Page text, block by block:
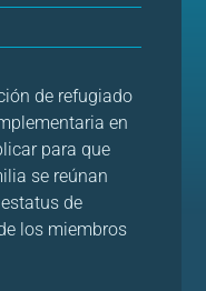
de refugiado
en
para que
se reúnan
de
los miembros